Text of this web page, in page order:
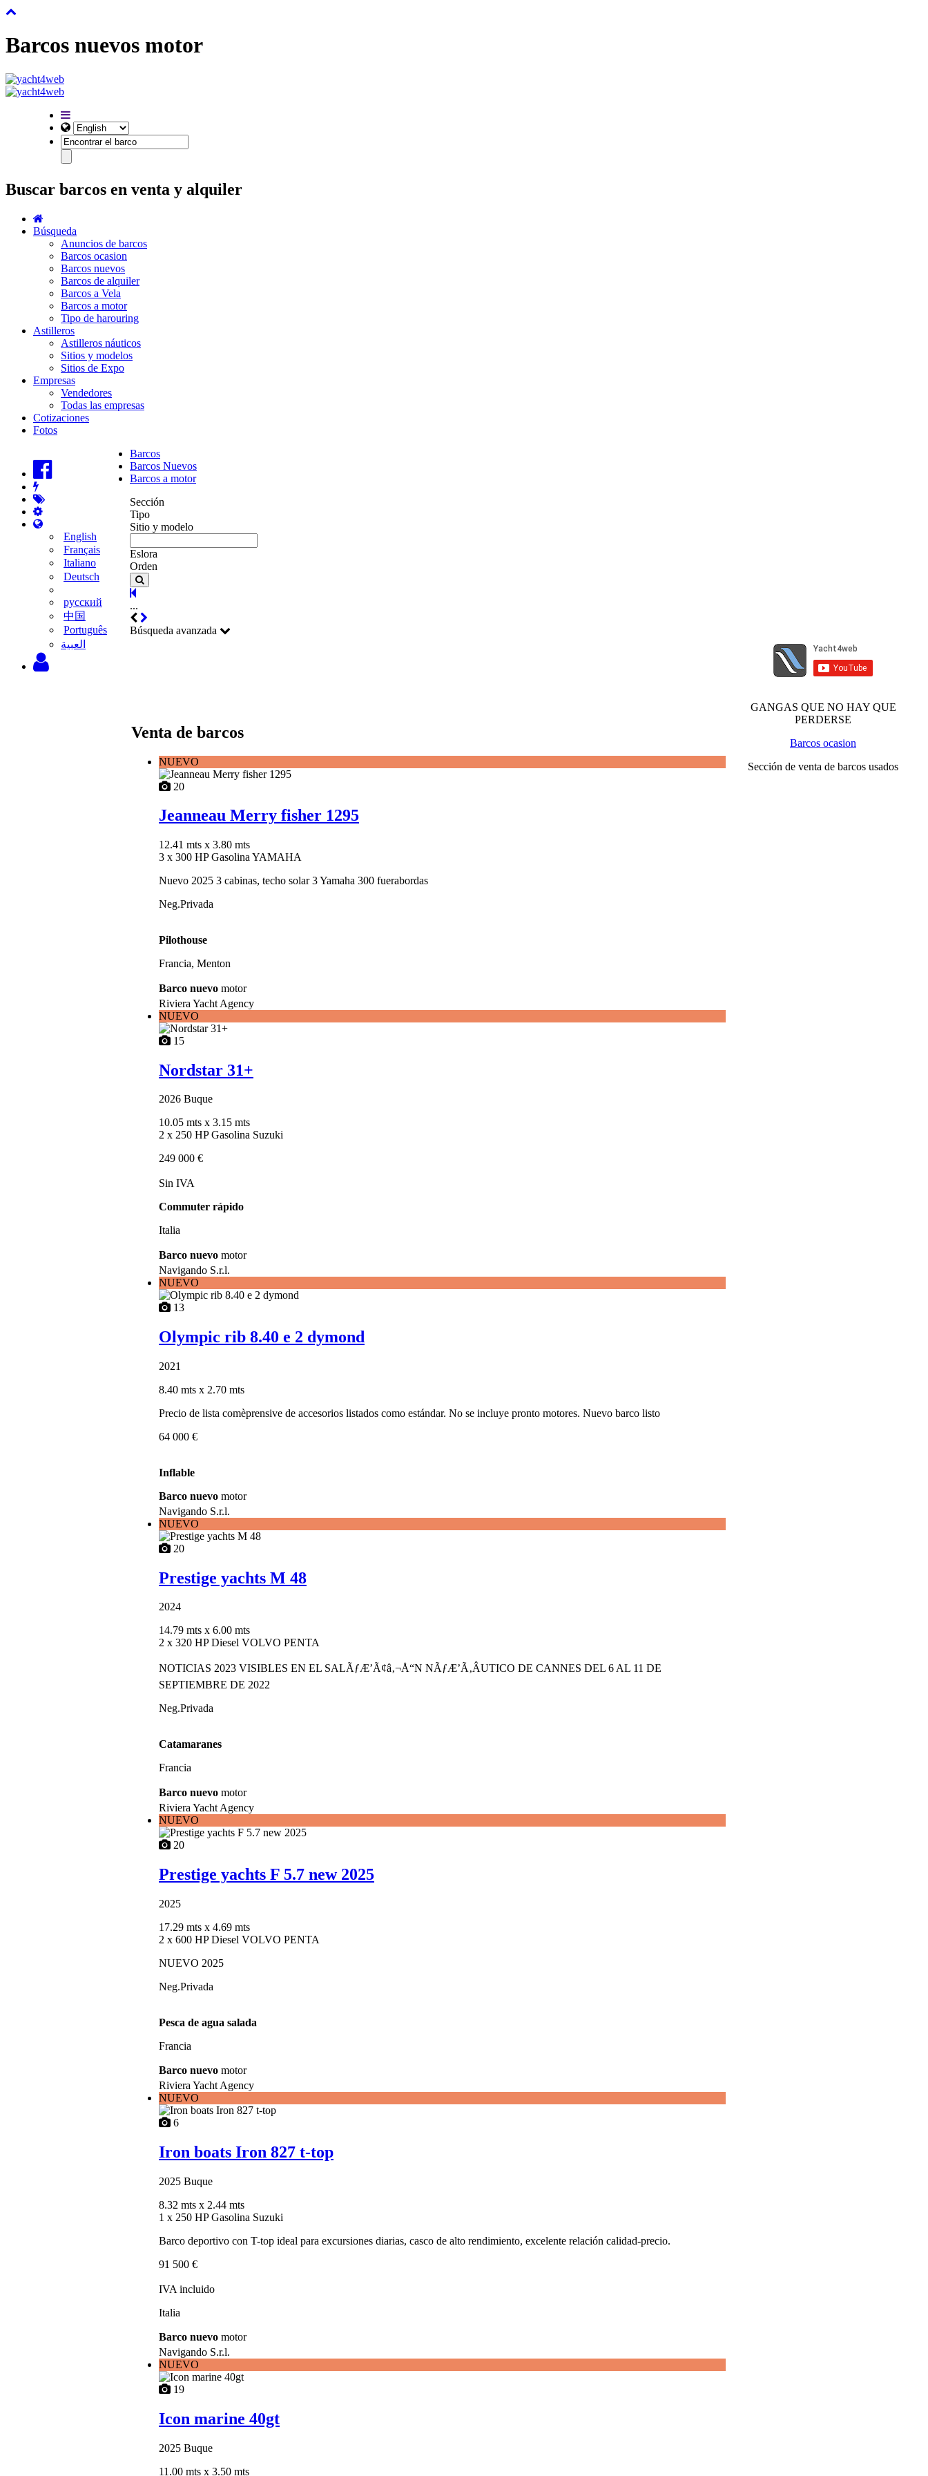
Barcos nuevos motor
Buscar barcos en venta y alquiler
Búsqueda
Anuncios de barcos
Barcos ocasion
Barcos nuevos
Barcos de alquiler
Barcos a Vela
Barcos a motor
Tipo de harouring
Astilleros
Astilleros náuticos
Sitios y modelos
Sitios de Expo
Empresas
Vendedores
Todas las empresas
Cotizaciones
Fotos
English
Français
Italiano
Deutsch
русский
中国
Português
‫العبية
Barcos
Barcos Nuevos
Barcos a motor
Sección
Tipo
Sitio y modelo
Eslora
Orden
...
Búsqueda avanzada
Venta de barcos
NUEVO
20
Jeanneau Merry fisher 1295
12.41 mts x 3.80 mts
3 x 300 HP Gasolina YAMAHA
Nuevo 2025 3 cabinas, techo solar 3 Yamaha 300 fuerabordas
Neg.Privada
Pilothouse
Francia, Menton
Barco nuevo motor
Riviera Yacht Agency
NUEVO
15
Nordstar 31+
2026 Buque
10.05 mts x 3.15 mts
2 x 250 HP Gasolina Suzuki
249 000 €
Sin IVA
Commuter rápido
Italia
Barco nuevo motor
Navigando S.r.l.
NUEVO
13
Olympic rib 8.40 e 2 dymond
2021
8.40 mts x 2.70 mts
Precio de lista comèprensive de accesorios listados como estándar. No se incluye pronto motores. Nuevo barco listo
64 000 €
Inflable
Barco nuevo motor
Navigando S.r.l.
NUEVO
20
Prestige yachts M 48
2024
14.79 mts x 6.00 mts
2 x 320 HP Diesel VOLVO PENTA
NOTICIAS 2023 VISIBLES EN EL SALÃƒÆ’Ã¢â‚¬Å“N NÃƒÆ’Ã‚ÂUTICO DE CANNES DEL 6 AL 11 DE
SEPTIEMBRE DE 2022
Neg.Privada
Catamaranes
Francia
Barco nuevo motor
Riviera Yacht Agency
NUEVO
20
Prestige yachts F 5.7 new 2025
2025
17.29 mts x 4.69 mts
2 x 600 HP Diesel VOLVO PENTA
NUEVO 2025
Neg.Privada
Pesca de agua salada
Francia
Barco nuevo motor
Riviera Yacht Agency
NUEVO
6
Iron boats Iron 827 t-top
2025 Buque
8.32 mts x 2.44 mts
1 x 250 HP Gasolina Suzuki
Barco deportivo con T-top ideal para excursiones diarias, casco de alto rendimiento, excelente relación calidad-precio.
91 500 €
IVA incluido
Italia
Barco nuevo motor
Navigando S.r.l.
NUEVO
19
Icon marine 40gt
2025 Buque
11.00 mts x 3.50 mts
GANGAS QUE NO HAY QUE
PERDERSE
Barcos ocasion
Sección de venta de barcos usados